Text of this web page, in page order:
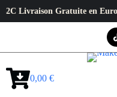
Gratuite en Europe ✦
Panier0,00 €